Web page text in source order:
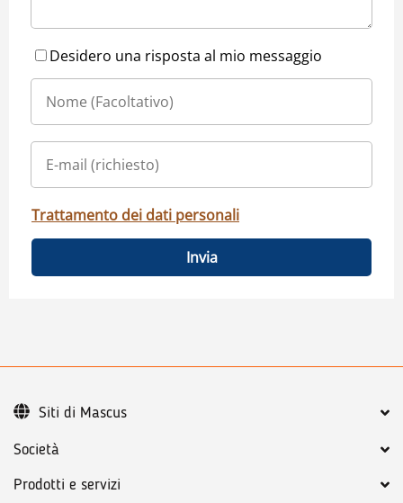
Desidero una risposta al mio messaggio
Trattamento dei dati personali
Invia
Società
Prodotti e servizi
Siti di Mascus